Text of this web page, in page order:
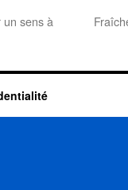
sens à